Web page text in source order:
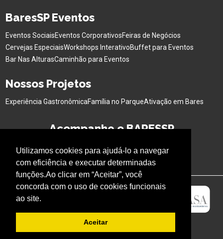
Utilizamos cookies para ajudá-lo a navegar
com eficiência e executar determinadas
funções.Ao clicar em “Aceitar”, você
concorda com o uso de cookies funcionais
ao site.
Aceitar
BaresSP Eventos
Eventos SociaisEventos CorporativosFeiras de Negócios
Cervejas EspeciaisWorkshops InterativoBuffet para Eventos
Bar Nas AlturasCaminhão para Eventos
Nossos Projetos
Experiência GastronômicaFamília no ParqueAtivação em Bares
Acompanhe o BARESSP